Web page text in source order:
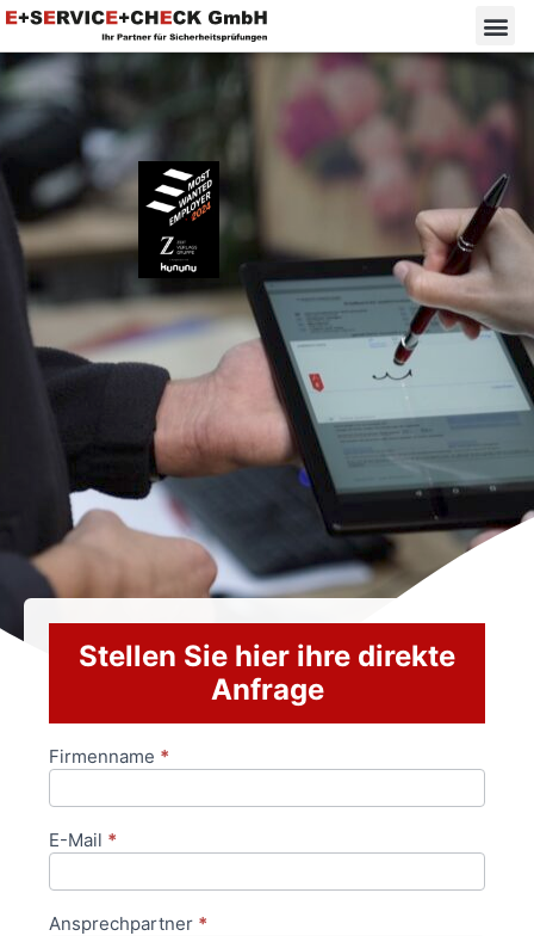
Stellen Sie hier ihre direkte
Anfrage
Anfrageformular
Firmenname *
E-Mail *
Ansprechpartner *